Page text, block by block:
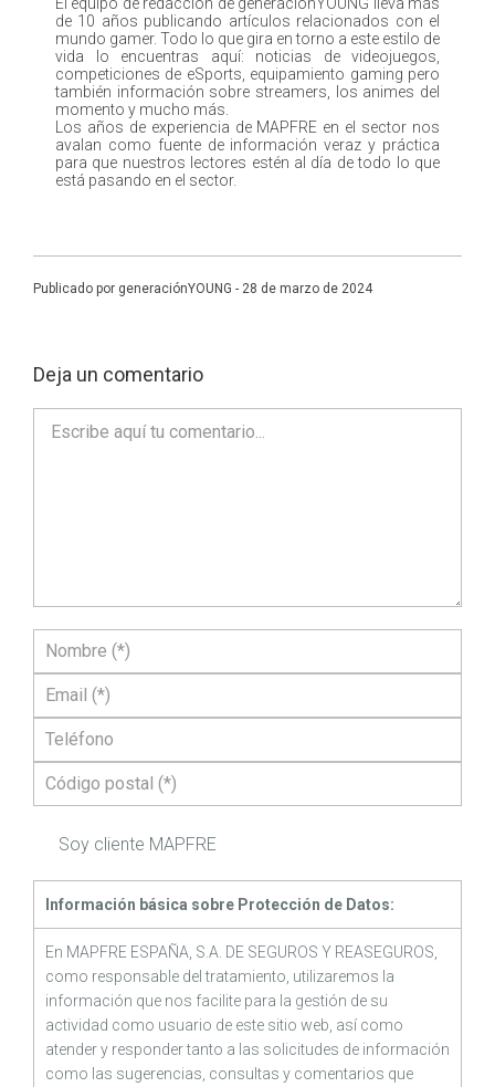
de 10 años publicando artículos relacionados con el
mundo gamer. Todo lo que gira en torno a este estilo de
vida lo encuentras aquí: noticias de videojuegos,
competiciones de eSports, equipamiento gaming pero
también información sobre streamers, los animes del
momento y mucho más.
Los años de experiencia de MAPFRE en el sector nos
avalan como fuente de información veraz y práctica
para que nuestros lectores estén al día de todo lo que
está pasando en el sector.
Publicado por generaciónYOUNG - 28 de marzo de 2024
Deja un comentario
Soy cliente MAPFRE
Información básica sobre Protección de Datos:
En MAPFRE ESPAÑA, S.A. DE SEGUROS Y REASEGUROS,
como responsable del tratamiento, utilizaremos la
información que nos facilite para la gestión de su
actividad como usuario de este sitio web, así como
atender y responder tanto a las solicitudes de información
como las sugerencias, consultas y comentarios que